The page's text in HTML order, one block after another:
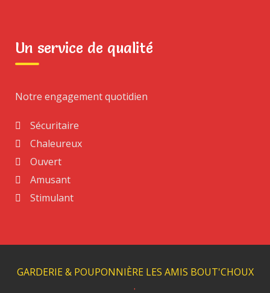
Un service de qualité
Notre engagement quotidien
Sécuritaire
Chaleureux
Ouvert
Amusant
Stimulant
GARDERIE & POUPONNIÈRE LES AMIS BOUT'CHOUX